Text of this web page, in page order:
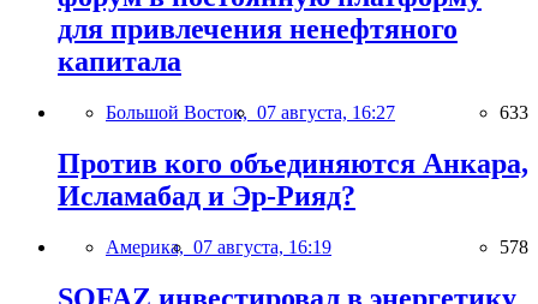
для привлечения ненефтяного
капитала
Большой Восток, 07 августа, 16:27 633
Против кого объединяются Анкара,
Исламабад и Эр-Рияд?
Америка, 07 августа, 16:19 578